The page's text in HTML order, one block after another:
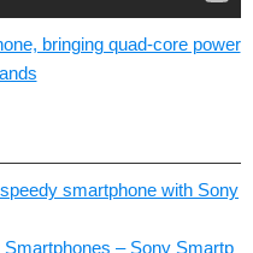
bringing quad-core power
smartphone with Sony
– Sony Smartp